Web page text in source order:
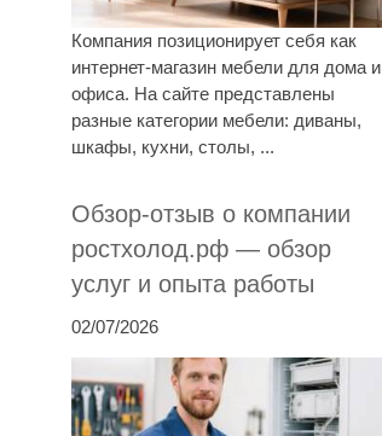
Компания позиционирует себя как
интернет-магазин мебели для дома и
офиса. На сайте представлены
разные категории мебели: диваны,
шкафы, кухни, столы, ...
Обзор-отзыв о компании
ростхолод.рф — обзор
услуг и опыта работы
02/07/2026